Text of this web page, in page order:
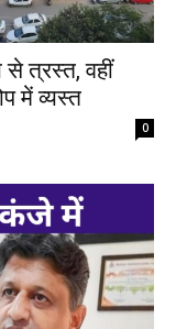
से त्रस्त, वहीं
में व्यस्त
0